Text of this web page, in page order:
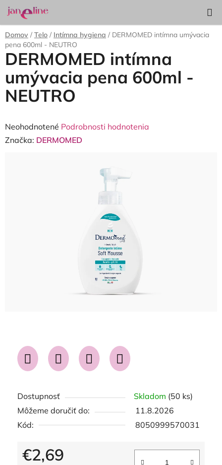
Prejsť
na
obsah
KOŠÍK
Domov / Telo / Intímna hygiena / DERMOMED intímna umývacia
pena 600ml - NEUTRO
Dostupnosť Skladom (50 ks)
Môžeme doručiť do:
11.8.2026
Kód:
8050999570031
€2,69
DERMOMED intímna
umývacia pena 600ml -
NEUTRO
Priemerné
hodnotenie
Neohodnotené Podrobnosti hodnotenia
Značka: DERMOMED